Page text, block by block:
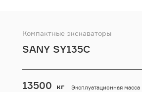
Компактные экскаваторы
SANY SY135C
Эксплуатационная масса
13500 кг